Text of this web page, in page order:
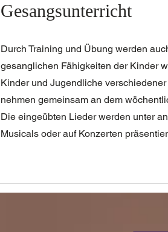
Gesangsunterricht
Durch Training und Übung werden
gesanglichen Fähigkeiten der Kinder
Kinder und Jugendliche
nehmen gemeinsam an dem
Die eingeübten Lieder werden unter
Musicals oder auf Konzerten